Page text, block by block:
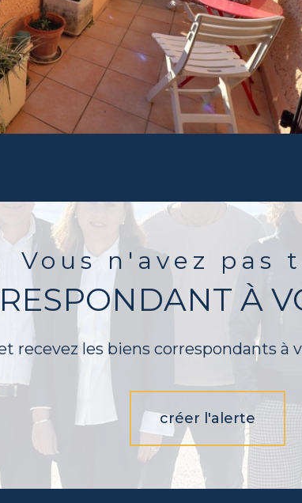
Vous n'avez pas
À
recevez les biens correspondants
créer l'alerte